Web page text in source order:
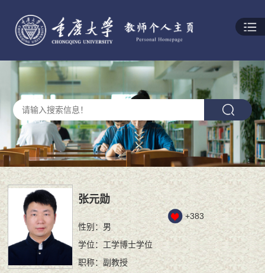
张元勋
性别：男
学位：工学博士学位
职称：副教授
+383